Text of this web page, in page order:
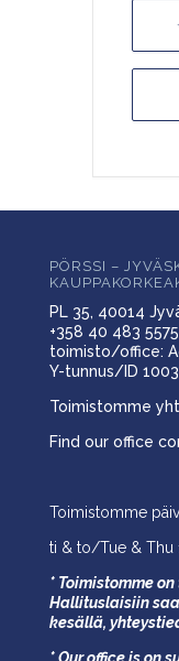
PÖRSSI –
PL 35, 40014
+358 40 483 5575
toimisto/office:
Y-tunnus/ID
Toimistomme
Find our office
Toimistomme
ti & to/Tue & Thu
* Toimistomme
Hallituslaisiin
kesällä,